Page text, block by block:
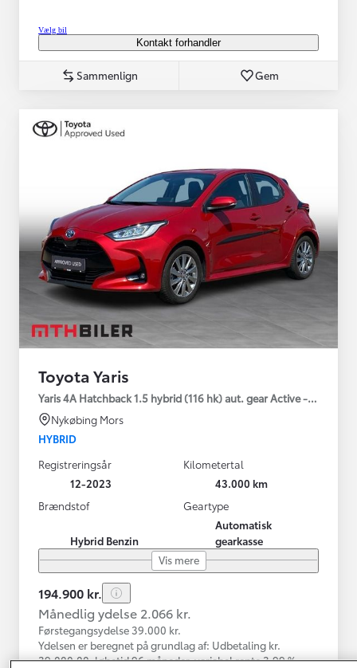
Vælg bil
Kontakt forhandler
Sammenlign Gem
Toyota Yaris
Yaris 4A Hatchback 1.5 hybrid (116 hk) aut. gear Active -
Nykøbing Mors
HYBRID
Registreringsår
12-2023
Kilometertal
43.000 km
Brændstof
Hybrid Benzin
Geartype
Automatisk
gearkasse
Vis mere
194.900 kr.
Månedlig ydelse 2.066 kr.
Førstegangsydelse 39.000 kr.
Ydelsen er beregnet på grundlag af: Udbetaling kr.
39.000,00, løbetid 96 måneder, variabel rente 3,99 %,